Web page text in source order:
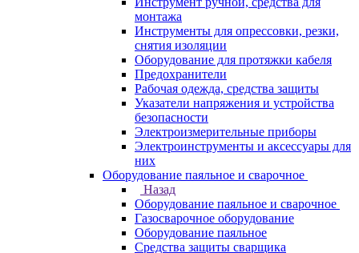
монтажа
Инструменты для опрессовки, резки,
снятия изоляции
Оборудование для протяжки кабеля
Предохранители
Рабочая одежда, средства защиты
Указатели напряжения и устройства
безопасности
Электроизмерительные приборы
Электроинструменты и аксессуары для
них
Оборудование паяльное и сварочное
Назад
Оборудование паяльное и сварочное
Газосварочное оборудование
Оборудование паяльное
Средства защиты сварщика